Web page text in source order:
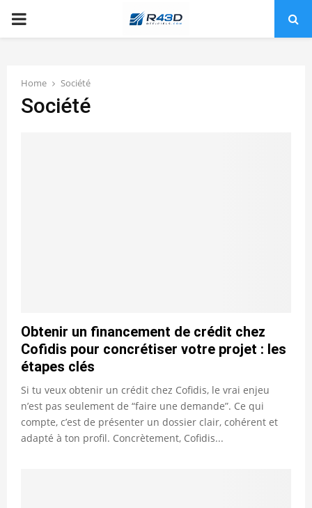
PRIMARY
Home Société
Société
Obtenir un financement de crédit chez
Cofidis pour concrétiser votre projet : les
étapes clés
Si tu veux obtenir un crédit chez Cofidis, le vrai enjeu
n’est pas seulement de “faire une demande”. Ce qui
compte, c’est de présenter un dossier clair, cohérent et
adapté à ton profil. Concrètement, Cofidis...